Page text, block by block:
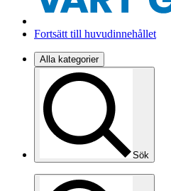
Fortsätt till huvudinnehållet
Alla kategorier
Sök